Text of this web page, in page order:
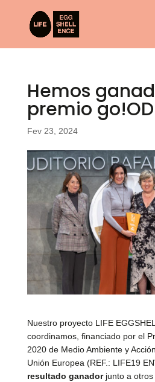
Hemos
premio
Fev 23, 2024
Nuestro proyecto LIFE
coordinamos, financiado por el
2020 de Medio Ambiente y
Unión Europea (REF.: LIFE19
resultado ganadorjunto a otros